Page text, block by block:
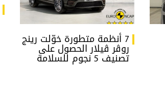
7 أنظمة متطورة خوّلت رينج
روڤر ڤيلار الحصول على
تصنيف 5 نجوم للسلامة